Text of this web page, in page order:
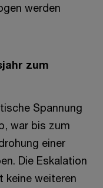
werden
zum
Spannung
war bis zum
einer
Die Eskalation
keine weiteren